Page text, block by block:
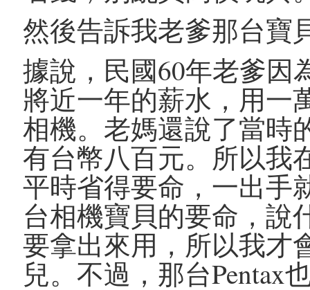
然後告訴我老爹那台寶
據說，民國60年老爹因
將近一年的薪水，用一
相機。老媽還說了當時
有台幣八百元。所以我
平時省得要命，一出手
台相機寶貝的要命，說
要拿出來用，所以我才
兒。不過，那台Pentax